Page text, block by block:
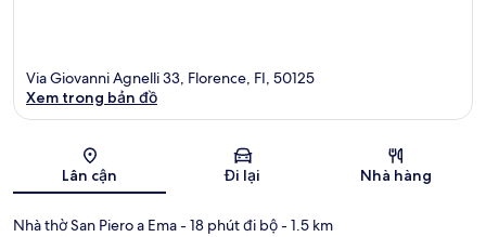
Bản đồ
Via Giovanni Agnelli 33, Florence, FI, 50125
Xem trong bản đồ
Lân cận Đi lại Nhà hàng
Nhà thờ San Piero a Ema- 18 phút đi bộ- 1.5 km